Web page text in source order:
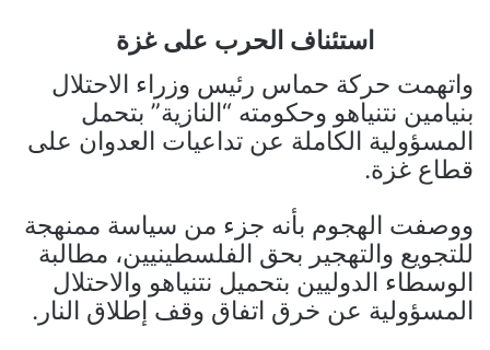
استئناف الحرب على غزة
واتهمت حركة حماس رئيس وزراء الاحتلال
بنيامين نتنياهو وحكومته “النازية” بتحمل
المسؤولية الكاملة عن تداعيات العدوان على
قطاع غزة.
ووصفت الهجوم بأنه جزء من سياسة ممنهجة
للتجويع والتهجير بحق الفلسطينيين، مطالبة
الوسطاء الدوليين بتحميل نتنياهو والاحتلال
المسؤولية عن خرق اتفاق وقف إطلاق النار.